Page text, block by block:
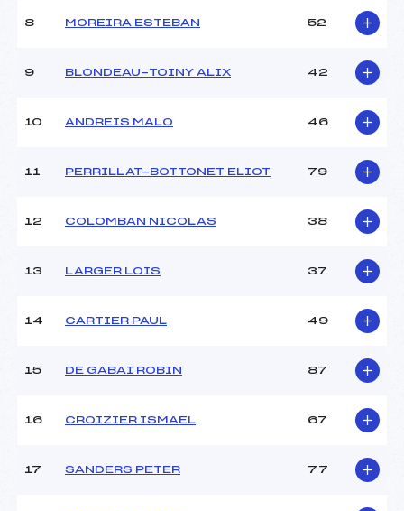
8 MOREIRA ESTEBAN 52
9 BLONDEAU-TOINY ALIX 42
10 ANDREIS MALO 46
11 PERRILLAT-BOTTONET ELIOT 79
12 COLOMBAN NICOLAS 38
13 LARGER LOIS 37
14 CARTIER PAUL 49
15 DE GABAI ROBIN 87
16 CROIZIER ISMAEL 67
17 SANDERS PETER 77